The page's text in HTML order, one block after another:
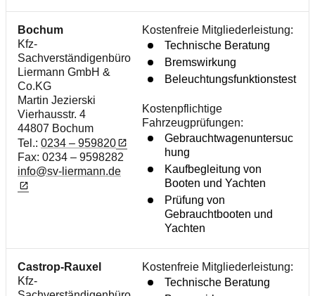
Bochum
Kfz-
Sachverständigenbüro
Liermann GmbH &
Co.KG
Martin Jezierski
Vierhausstr. 4
44807 Bochum
Tel.: 0234 – 959820
Fax: 0234 – 9598282
info@sv-liermann.de
Kostenfreie Mitgliederleistung:
Technische Beratung
Bremswirkung
Beleuchtungsfunktionstest
Kostenpflichtige
Fahrzeugprüfungen:
Gebrauchtwagenuntersuc
hung
Kaufbegleitung von
Booten und Yachten
Prüfung von
Gebrauchtbooten und
Yachten
Castrop-Rauxel
Kfz-
Kostenfreie Mitgliederleistung:
Technische Beratung